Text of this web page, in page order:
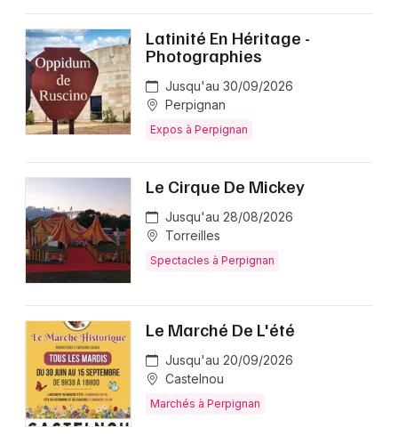
Latinité En Héritage -
Photographies
Jusqu'au 30/09/2026
Perpignan
Expos à Perpignan
Le Cirque De Mickey
Jusqu'au 28/08/2026
Torreilles
Spectacles à Perpignan
Le Marché De L'été
Jusqu'au 20/09/2026
Castelnou
Marchés à Perpignan